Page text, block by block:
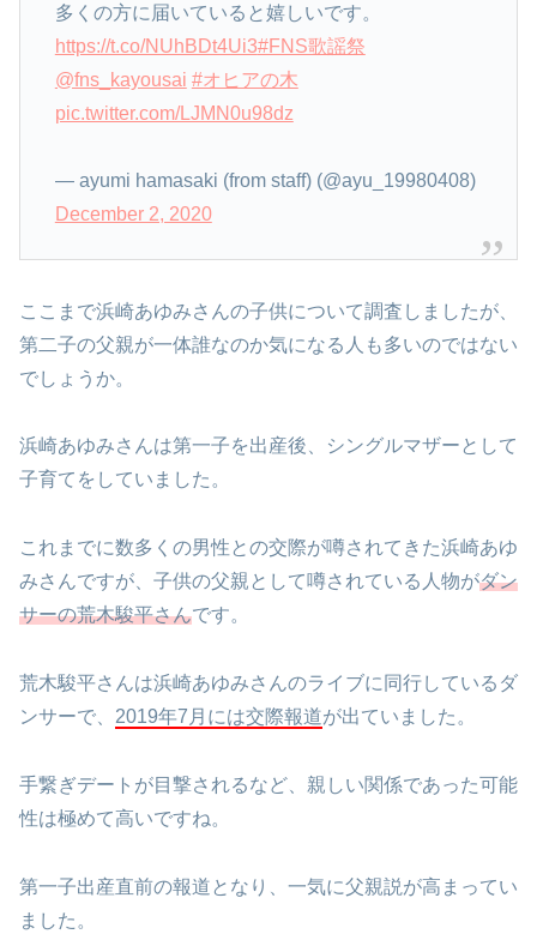
多くの方に届いていると嬉しいです。
https://t.co/NUhBDt4Ui3#FNS歌謡祭
@fns_kayousai #オヒアの木
pic.twitter.com/LJMN0u98dz
— ayumi hamasaki (from staff) (@ayu_19980408)
December 2, 2020
ここまで浜崎あゆみさんの子供について調査しましたが、
第二子の父親が一体誰なのか気になる人も多いのではない
でしょうか。
浜崎あゆみさんは第一子を出産後、シングルマザーとして
子育てをしていました。
これまでに数多くの男性との交際が噂されてきた浜崎あゆ
みさんですが、子供の父親として噂されている人物がダン
サーの荒木駿平さんです。
荒木駿平さんは浜崎あゆみさんのライブに同行しているダ
ンサーで、 2019年7月には交際報道が出ていました。
手繋ぎデートが目撃されるなど、親しい関係であった可能
性は極めて高いですね。
第一子出産直前の報道となり、一気に父親説が高まってい
ました。